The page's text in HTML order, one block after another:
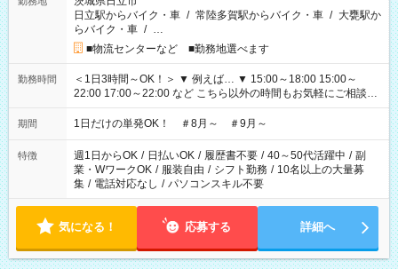
日立駅からバイク・車 / 常陸多賀駅からバイク・車 / 大甕駅か
らバイク・車 / …
■物流センターなど ■勤務地選べます
勤務時間
＜1日3時間～OK！＞ ▼ 例えば… ▼ 15:00～18:00 15:00～
22:00 17:00～22:00 など こちら以外の時間もお気軽にご相談く
ださい！
期間 1日だけの単発OK！ ＃8月～ ＃9月～
特徴 週1日からOK / 日払いOK / 履歴書不要 / 40～50代活躍中 / 副
業・WワークOK / 服装自由 / シフト勤務 / 10名以上の大量募
集 / 電話対応なし / パソコンスキル不要
気になる！ 応募する 詳細へ